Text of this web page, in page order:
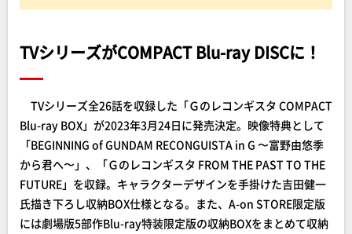
TVシリーズがCOMPACT Blu-ray DISCに！
TVシリーズ全26話を収録した「Ｇのレコンギスタ COMPACT
Blu-ray BOX」が2023年3月24日に発売決定。映像特典として
「BEGINNING of GUNDAM RECONGUISTA in G 〜富野由悠季
から君へ〜」、「Ｇのレコンギスタ FROM THE PAST TO THE
FUTURE」を収録。キャラクターデザインを手掛けた吉田健一
氏描き下ろし収納BOX仕様となる。また、A-on STORE限定版
には劇場版5部作Blu-ray特装限定版の収納BOXをまとめて収納